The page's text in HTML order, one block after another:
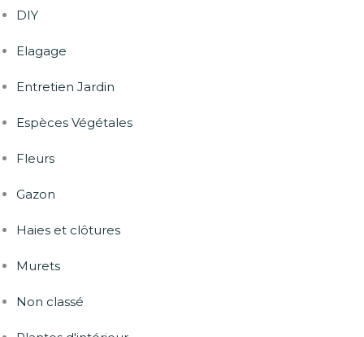
DIY
Elagage
Entretien Jardin
Espèces Végétales
Fleurs
Gazon
Haies et clôtures
Murets
Non classé